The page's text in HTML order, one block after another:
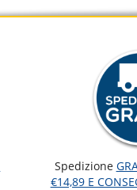
Spedizione
€14,89 E